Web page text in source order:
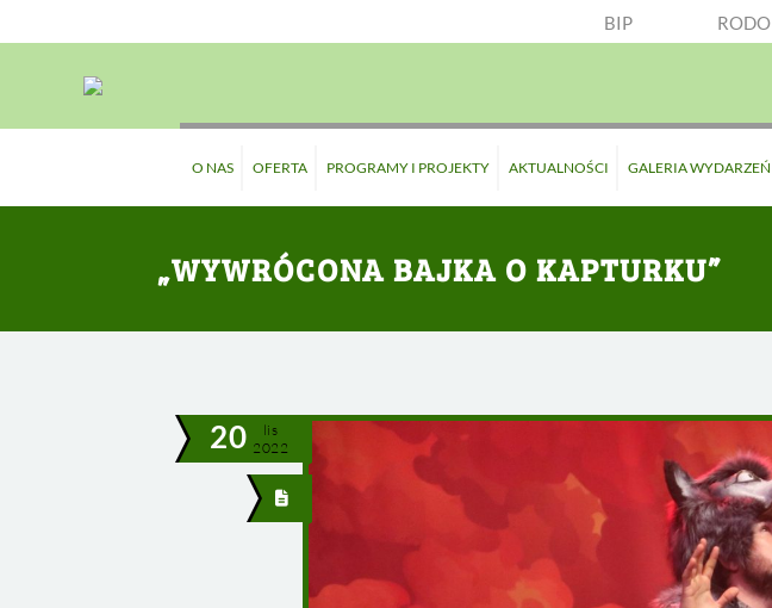
BIP RODO
O NAS OFERTA PROGRAMY I PROJEKTY AKTUALNOŚCI GALERIA WYDARZEŃ
„WYWRÓCONA BAJKA O KAPTURKU”
20
lis
2022